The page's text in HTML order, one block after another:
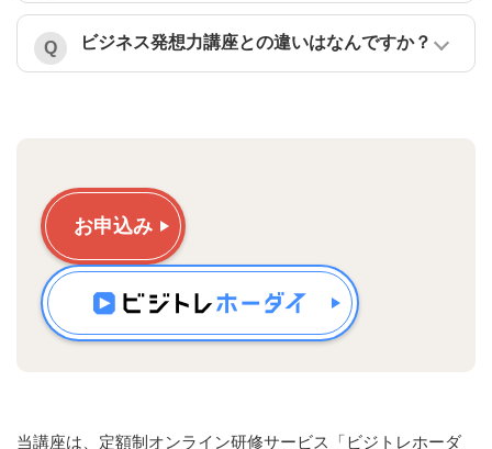
ビジネス発想力講座との違いはなんですか？
お申込み
当講座は、定額制オンライン研修サービス「ビジトレホーダ